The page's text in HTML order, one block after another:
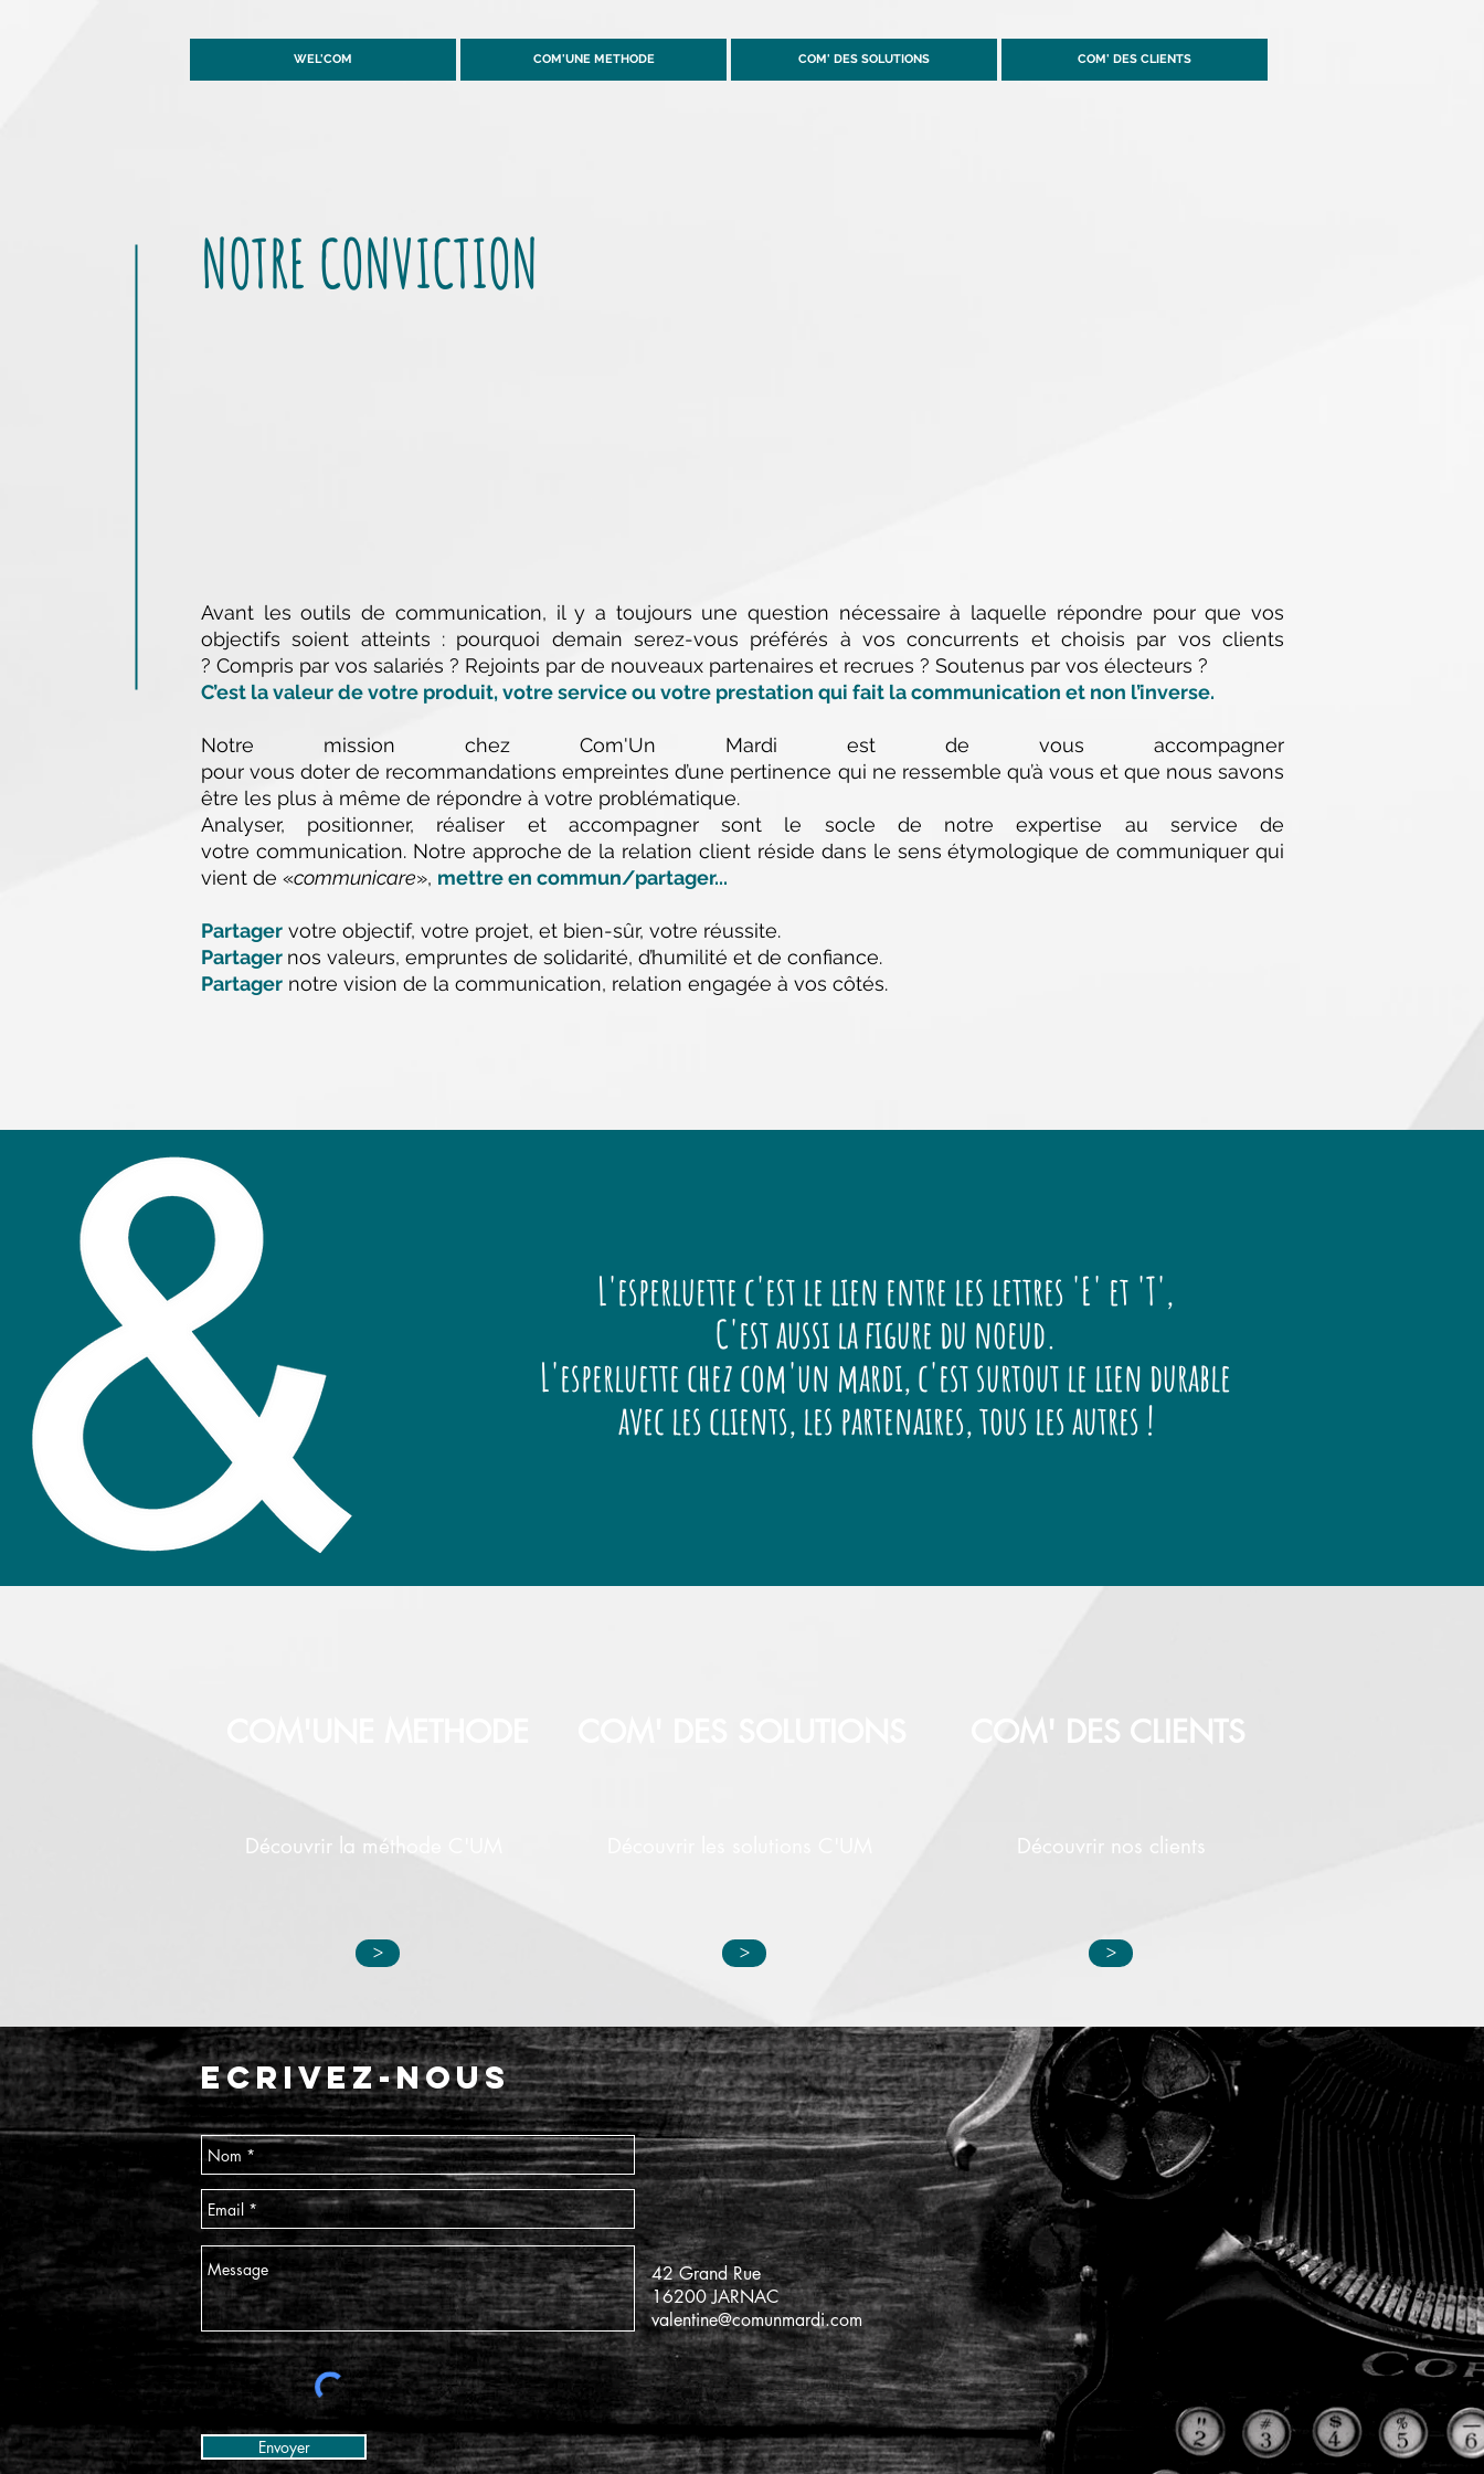
WEL'COM COM'UNE METHODE COM' DES SOLUTIONS COM' DES CLIENTS
NOTRE CONVICTION
Avant les outils de communication, il y a toujours une question nécessaire à laquelle répondre pour que vos
objectifs soient atteints : pourquoi demain serez-vous préférés à vos concurrents et choisis par vos clients
? Compris par vos salariés ? Rejoints par de nouveaux partenaires et recrues ? Soutenus par vos électeurs ?
C’est la valeur de votre produit, votre service ou votre prestation qui fait la communication et non l’inverse.
Notre mission chez Com'Un Mardi est de vous accompagner
pour vous doter de recommandations empreintes d’une pertinence qui ne ressemble qu’à vous et que nous savons
être les plus à même de répondre à votre problématique.
Analyser, positionner, réaliser et accompagner sont le socle de notre expertise au service de
votre communication. Notre approche de la relation client réside dans le sens étymologique de communiquer qui
vient de «communicare», mettre en commun/partager...
Partager votre objectif, votre projet, et bien-sûr, votre réussite.
Partager nos valeurs, empruntes de solidarité, d’humilité et de confiance.
Partager notre vision de la communication, relation engagée à vos côtés.
L'esperluette c'est le lien entre les lettres 'E' et 'T',
C'est aussi la figure du noeud.
L'esperluette chez com'un mardi, c'est surtout le lien durable
avec les clients, les partenaires, tous les autres !
>
COM' DES CLIENTS
>
>
Découvrir la méthode C'UM Découvrir nos clients
ECRIVEZ-NOUS
Envoyer
42 Grand Rue
16200 JARNAC
valentine@comunmardi.com